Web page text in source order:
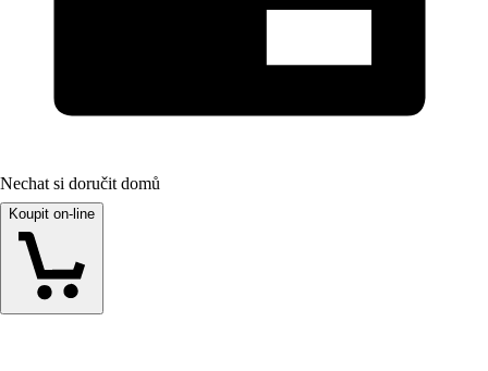
Nechat si doručit domů
Koupit on-line